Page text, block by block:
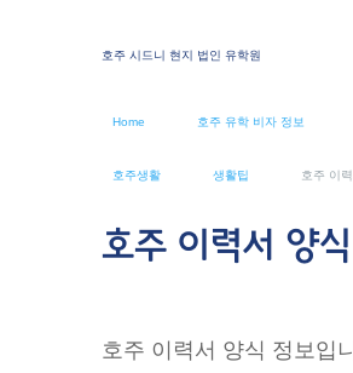
호주 시드니 현지 법인 유학원
Home 호주 유학 비자 정보
호주생활 생활팁 호주 이
호주 이력서 양식
호주 이력서 양식 정보입